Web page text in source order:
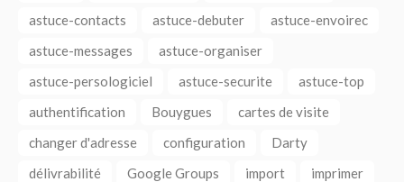
astuce-contacts
astuce-debuter
astuce-envoirec
astuce-messages
astuce-organiser
astuce-persologiciel
astuce-securite
astuce-top
authentification
Bouygues
cartes de visite
changer d'adresse
configuration
Darty
délivrabilité
Google Groups import
imprimer